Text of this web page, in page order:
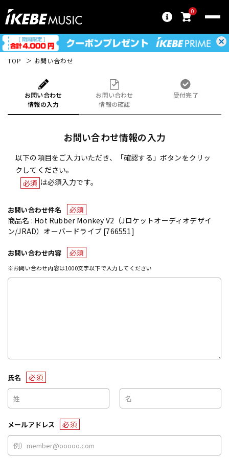
0
TOP お問い合わせ
お問い合わせ
情報の入力
お問い合わせ
情報の確認
受付完了
お問い合わせ情報の入力
以下の項目をご入力いただき、「確認する」ボタンをクリッ
クしてください。
必須 は必須入力です。
お問い合わせ件名
必須
商品名 : Hot Rubber Monkey V2（Jロケットオーディオデザイ
ン/JRAD）オーバードライブ [766551]
お問い合わせ内容 必須
※お問い合わせ内容は1000文字以下で入力してください
氏名 必須
メールアドレス 必須